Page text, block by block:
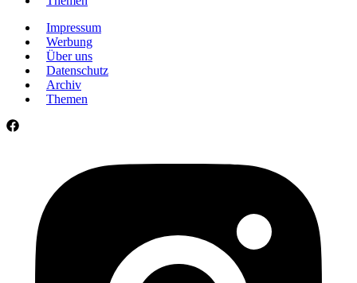
Impressum
Werbung
Über uns
Datenschutz
Archiv
Themen